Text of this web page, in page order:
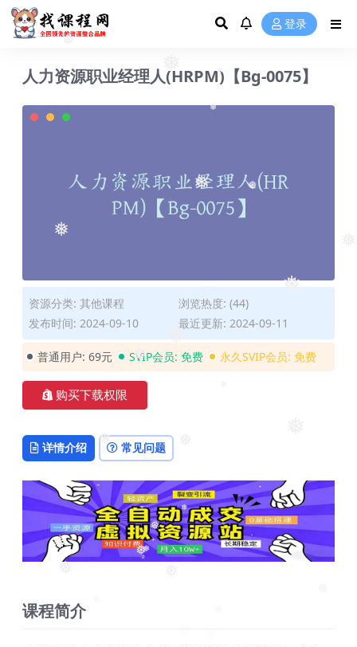
❅
❅
❅
❅
❅
❅
❅
❅
❅
❅
❅
❅
❅
❅
❅
❅
❅
登录
人力资源职业经理人(HRPM)【Bg-0075】
资源分类: 其他课程
浏览热度: (44)
发布时间: 2024-09-10
最近更新: 2024-09-11
普通用户: 69元 SVIP会员: 免费 永久SVIP会员: 免费
购买下载权限
详情介绍 常见问题
课程简介